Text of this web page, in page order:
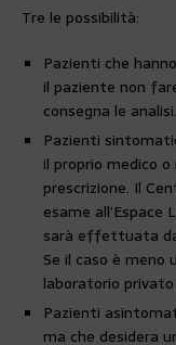
Tre le possibilità:
Pazienti che
il paziente non
consegna le analisi.
Pazienti
il proprio medico
prescrizione. Il
esame all’Espace
sarà effettuata
Se il caso è meno
laboratorio
Pazienti
ma che desidera